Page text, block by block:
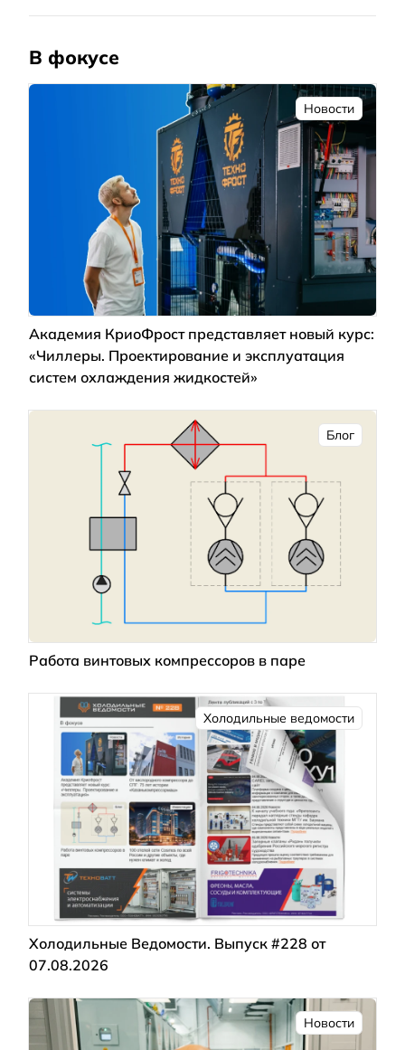
В фокусе
Новости
Академия КриоФрост представляет новый курс:
«Чиллеры. Проектирование и эксплуатация
систем охлаждения жидкостей»
Блог
Работа винтовых компрессоров в паре
Холодильные ведомости
Холодильные Ведомости. Выпуск #228 от
07.08.2026
Новости